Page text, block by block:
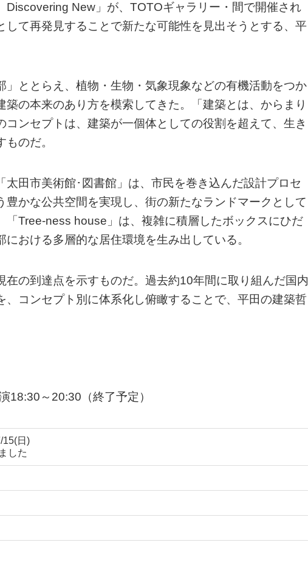
New」が、TOTOギャラリー・間で開催され
して再発見することで新たな可能性を見出そうとする、平
ととらえ、植物・生物・気象現象などの有機活動をつか
の本来のあり方を模索してきた。「建築とは、からまり
コンセプトは、建築が一個体としての役割を超えて、生き
のだ。
田市美術館･図書館」は、市民を巻き込んだ設計プロセ
豊かな公共空間を実現し、街の新たなランドマークとして
「Tree-ness house」は、複雑に積層したボックスにひだ
おける多層的な居住環境を生み出している。
の到達点を示すものだ。過去約10年間に取り組んだ国内
コンセプト別に体系化し俯瞰することで、平田の建築哲
～20:30（終了予定）
15(日)
した